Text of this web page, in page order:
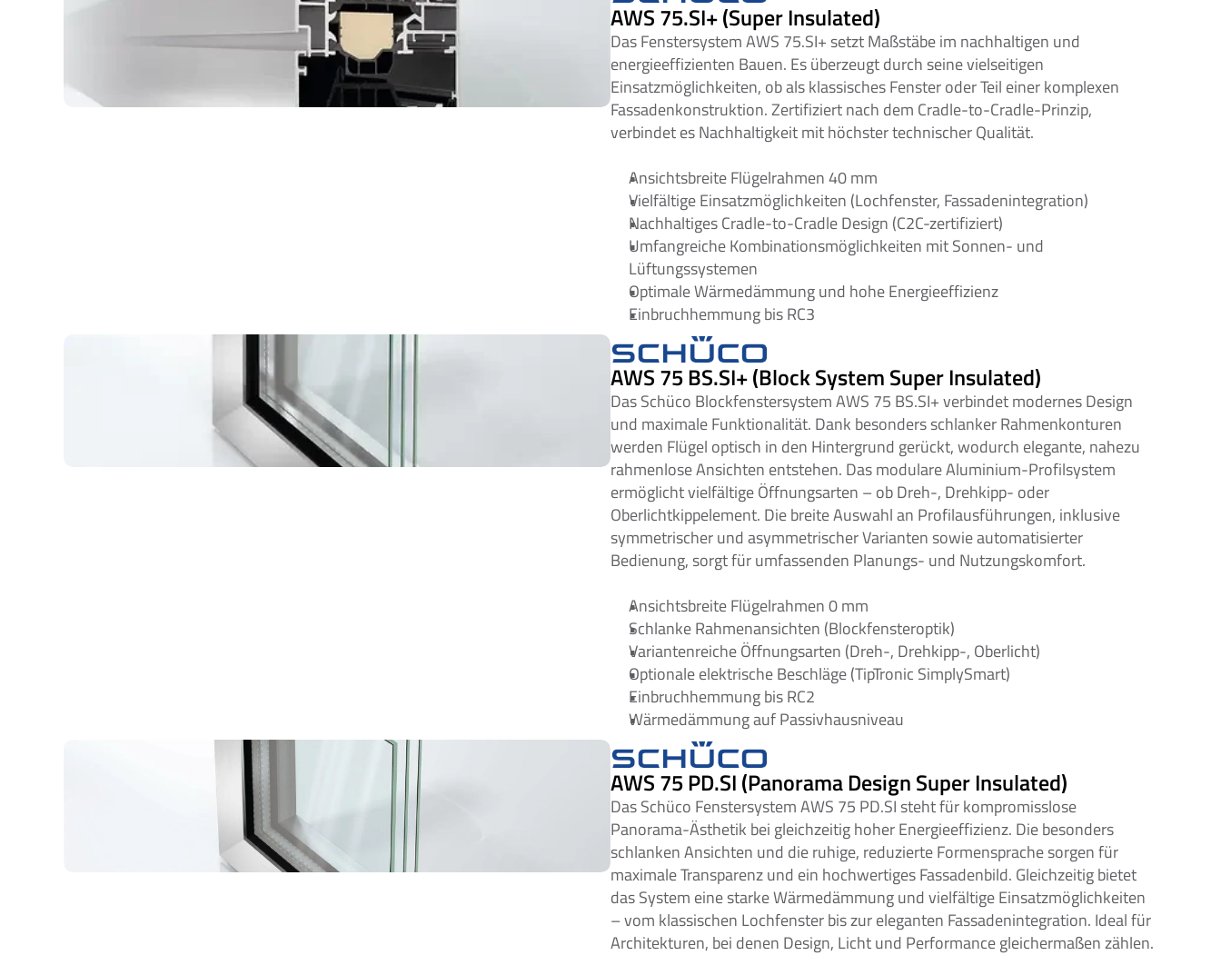
AWS 75.SI+ (Super Insulated)
Das Fenstersystem AWS 75.SI+ setzt Maßstäbe im nachhaltigen und
energieeffizienten Bauen. Es überzeugt durch seine vielseitigen
Einsatzmöglichkeiten, ob als klassisches Fenster oder Teil einer komplexen
Fassadenkonstruktion. Zertifiziert nach dem Cradle-to-Cradle-Prinzip,
verbindet es Nachhaltigkeit mit höchster technischer Qualität.
Ansichtsbreite Flügelrahmen 40 mm
Vielfältige Einsatzmöglichkeiten (Lochfenster, Fassadenintegration)
Nachhaltiges Cradle-to-Cradle Design (C2C-zertifiziert)
Umfangreiche Kombinationsmöglichkeiten mit Sonnen- und
Lüftungssystemen
Optimale Wärmedämmung und hohe Energieeffizienz
Einbruchhemmung bis RC3
AWS 75 BS.SI+ (Block System Super Insulated)
Das Schüco Blockfenstersystem AWS 75 BS.SI+ verbindet modernes Design
und maximale Funktionalität. Dank besonders schlanker Rahmenkonturen
werden Flügel optisch in den Hintergrund gerückt, wodurch elegante, nahezu
rahmenlose Ansichten entstehen. Das modulare Aluminium-Profilsystem
ermöglicht vielfältige Öffnungsarten – ob Dreh-, Drehkipp- oder
Oberlichtkippelement. Die breite Auswahl an Profilausführungen, inklusive
symmetrischer und asymmetrischer Varianten sowie automatisierter
Bedienung, sorgt für umfassenden Planungs- und Nutzungskomfort.
Ansichtsbreite Flügelrahmen 0 mm
Schlanke Rahmenansichten (Blockfensteroptik)
Variantenreiche Öffnungsarten (Dreh-, Drehkipp-, Oberlicht)
Optionale elektrische Beschläge (TipTronic SimplySmart)
Einbruchhemmung bis RC2
Wärmedämmung auf Passivhausniveau
AWS 75 PD.SI (Panorama Design Super Insulated)
Das Schüco Fenstersystem AWS 75 PD.SI steht für kompromisslose
Panorama-Ästhetik bei gleichzeitig hoher Energieeffizienz. Die besonders
schlanken Ansichten und die ruhige, reduzierte Formensprache sorgen für
maximale Transparenz und ein hochwertiges Fassadenbild. Gleichzeitig bietet
das System eine starke Wärmedämmung und vielfältige Einsatzmöglichkeiten
– vom klassischen Lochfenster bis zur eleganten Fassadenintegration. Ideal für
Architekturen, bei denen Design, Licht und Performance gleichermaßen zählen.